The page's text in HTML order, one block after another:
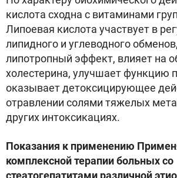
кислота сходна с витаминами
Липоевая кислота участвует в
липидного и углеводного
липотропный эффект, влияет на
холестерина, улучшает функцию
оказывает детоксицирующее
отравлении солями тяжелых
других интоксикациях.
Показания к применению
комплексной терапии больных со
стеатогепатитами различной